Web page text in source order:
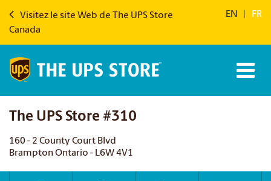
Visitez le site Web de The UPS Store
Canada
EN FR
The UPS Store #310
160 - 2 County Court Blvd
Brampton Ontario - L6W 4V1